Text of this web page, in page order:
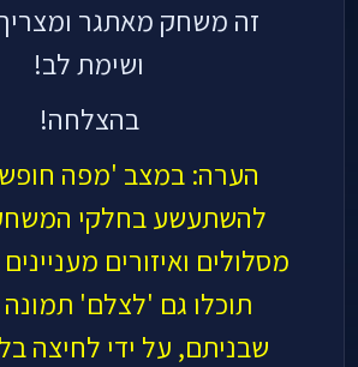
זה משחק מאתגר
ושימת לב!
בהצלחה!
הערה: במצב 'מפה
להשתעשע בחלקי
מסלולים ואיזורים
תוכלו גם 'לצלם'
שבניתם, על ידי לחיצה